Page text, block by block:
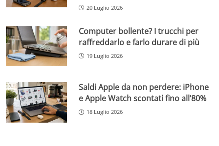
20 Luglio 2026
Computer bollente? I trucchi per
raffreddarlo e farlo durare di più
19 Luglio 2026
Saldi Apple da non perdere: iPhone
e Apple Watch scontati fino all’80%
18 Luglio 2026